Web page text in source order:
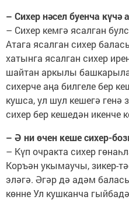
– Сихер нәсел буенча күчә
– Сихер кемгә ясалган
Атага ясалган сихер
хатынга ясалган сихер
шайтан аркылы
сихерче аңа билгеле бер
кушса, ул шул кешегә генә
сихер бер кешедән икенче
– Ә ни өчен кеше сихер-
– Күп очракта сихер
Коръән укымаучы, зикер-
эләгә. Әгәр дә адәм
көнне Ул кушканча